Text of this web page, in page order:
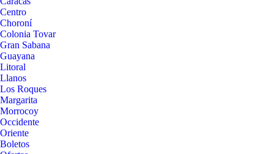
Centro
Choroní
Colonia Tovar
Gran Sabana
Guayana
Litoral
Llanos
Los Roques
Margarita
Morrocoy
Occidente
Oriente
Boletos